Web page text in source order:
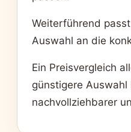
Weiterführend
Auswahl an die
Ein Preisvergleich
günstigere
nachvollziehbarer